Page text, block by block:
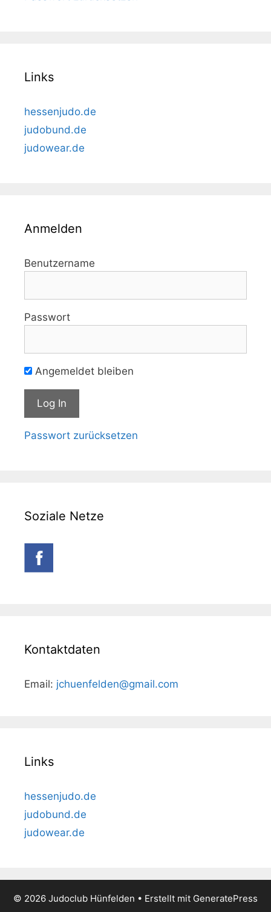
Links
hessenjudo.de
judobund.de
judowear.de
Anmelden
Benutzername
Passwort
Angemeldet bleiben
Passwort zurücksetzen
Soziale Netze
Kontaktdaten
Email: jchuenfelden@gmail.com
Links
hessenjudo.de
judobund.de
judowear.de
© 2026 Judoclub Hünfelden • Erstellt mit GeneratePress